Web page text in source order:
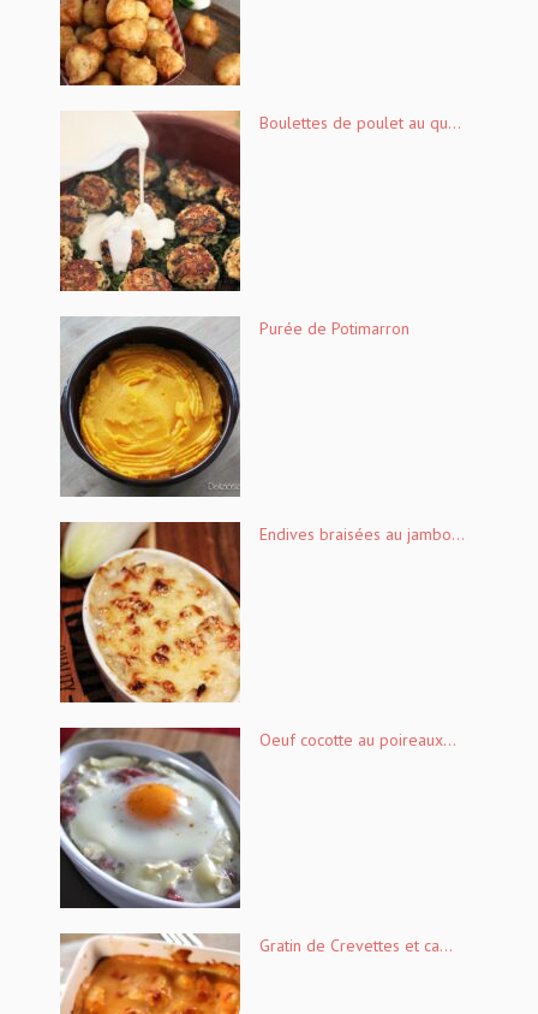
Boulettes de poulet au qu...
Purée de Potimarron
Endives braisées au jambo...
Oeuf cocotte au poireaux...
Gratin de Crevettes et ca...